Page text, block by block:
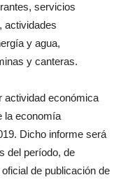
servicios
actividades
y agua,
y canteras.
actividad económica
la economía
Dicho informe será
del período, de
de publicación de